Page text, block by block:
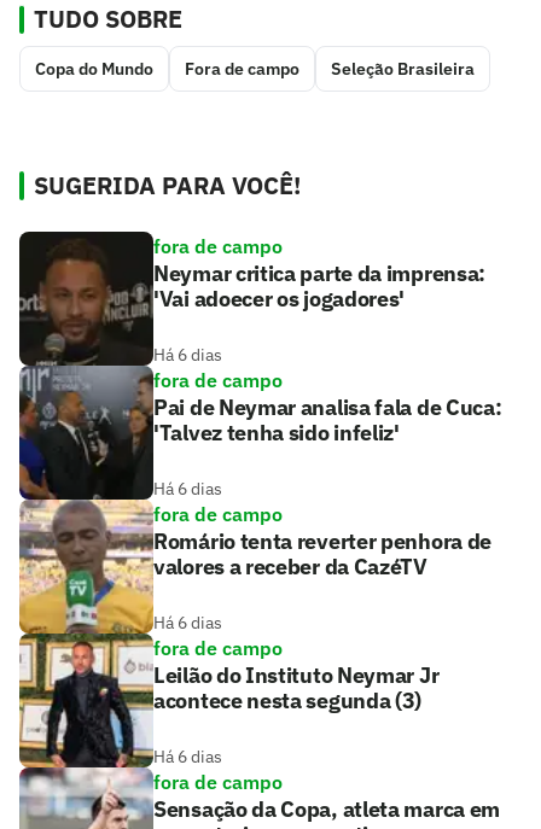
TUDO SOBRE
Copa do Mundo Fora de campo Seleção Brasileira
SUGERIDA PARA VOCÊ!
fora de campo
Neymar critica parte da imprensa:
'Vai adoecer os jogadores'
Há 6 dias
fora de campo
Pai de Neymar analisa fala de Cuca:
'Talvez tenha sido infeliz'
Há 6 dias
fora de campo
Romário tenta reverter penhora de
valores a receber da CazéTV
Há 6 dias
fora de campo
Leilão do Instituto Neymar Jr
acontece nesta segunda (3)
Há 6 dias
fora de campo
Sensação da Copa, atleta marca em